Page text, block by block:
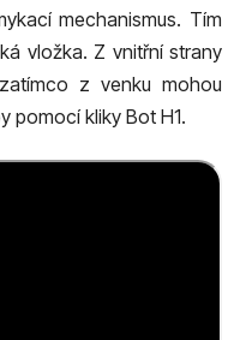
mechanismus. Tím
vložka. Z vnitřní strany
z venku mohou
pomocí kliky Bot H1.